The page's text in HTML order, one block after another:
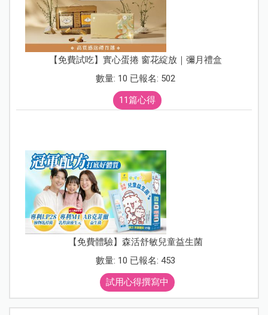
【免費試吃】實心蛋捲 窗花綻放｜彌月禮盒
數量: 10 已報名: 502
11篇心得
【免費體驗】森活舒敏兒童益生菌
數量: 10 已報名: 453
試用心得撰寫中